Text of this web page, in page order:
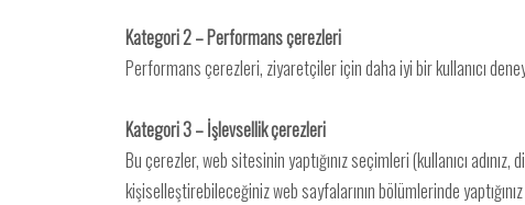
Kategori 2 – Performans çerezleri
Performans çerezleri, ziyaretçiler için daha iyi bir kullanıcı
Kategori 3 – İşlevsellik çerezleri
Bu çerezler, web sitesinin yaptığınız seçimleri (kullanıcı
kişiselleştirebileceğiniz web sayfalarının bölümlerinde